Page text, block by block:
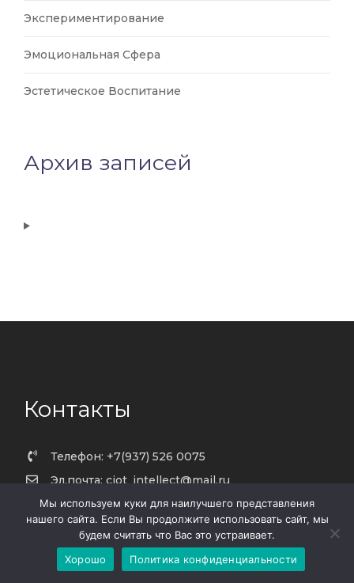
Экспериментирование
Эмоциональная Сфера
Эстетическое Воспитание
Архив записей
Контакты
Телефон: +7(937) 526 0075
Эл.почта: ciot_intellect@mail.ru
Адрес: Республика Татарстан, г.Чистополь, ул.
Ленина д.33Н-3, Офис 1
Рабочее время: 9:00 - 18:00 , ПН - ПТ
Мы используем куки для наилучшего представления
нашего сайта. Если Вы продолжите использовать сайт, мы
будем считать что Вас это устраивает.
Хорошо
Политика конфиденциальности